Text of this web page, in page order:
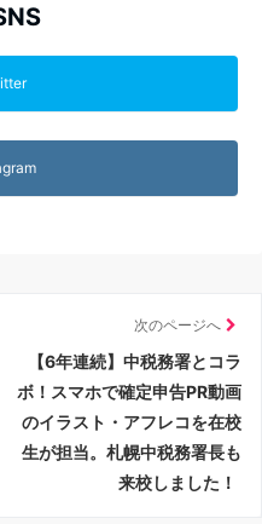
次のページへ
【6年連続】中税務署とコラ
ボ！スマホで確定申告PR動画
のイラスト・アフレコを在校
生が担当。札幌中税務署長も
来校しました！